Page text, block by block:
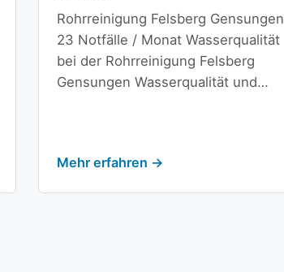
Rohrreinigung Felsberg Gensungen
23 Notfälle / Monat Wasserqualität
bei der Rohrreinigung Felsberg
Gensungen Wasserqualität und…
Mehr erfahren →